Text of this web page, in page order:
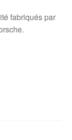
fabriqués par